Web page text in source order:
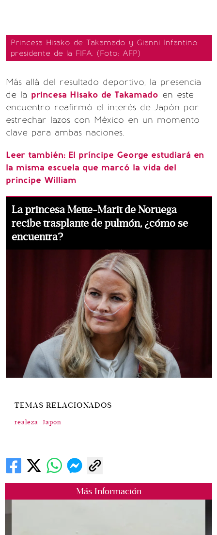
Más Información
Princesa Hisako de Takamado y Gianni Infantino
presidente de la FIFA. (Foto: AFP)
Más allá del resultado deportivo, la presencia
de la princesa Hisako de Takamado en este
encuentro reafirmó el interés de Japón por
estrechar lazos con México en un momento
clave para ambas naciones.
Leer también: El príncipe George estudiará en
la misma escuela que marcó la vida del
príncipe William
La princesa Mette-Marit de Noruega
recibe trasplante de pulmón, ¿cómo se
encuentra?
TEMAS RELACIONADOS
realeza Japon